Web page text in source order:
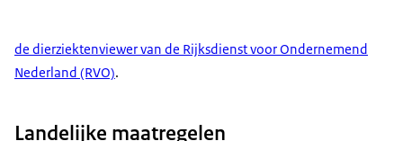
de dierziektenviewer van de Rijksdienst voor Ondernemend
Nederland (RVO).
Landelijke maatregelen